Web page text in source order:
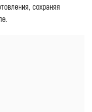
сохраняя